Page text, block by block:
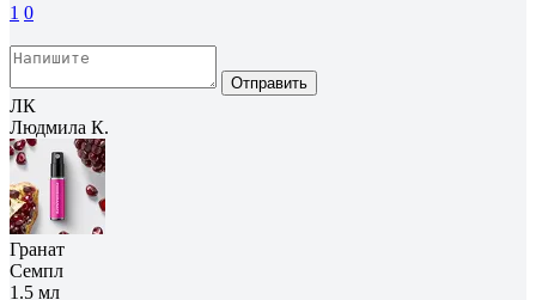
1 0
Отправить
ЛК
Людмила К.
Гранат
Семпл
1.5 мл